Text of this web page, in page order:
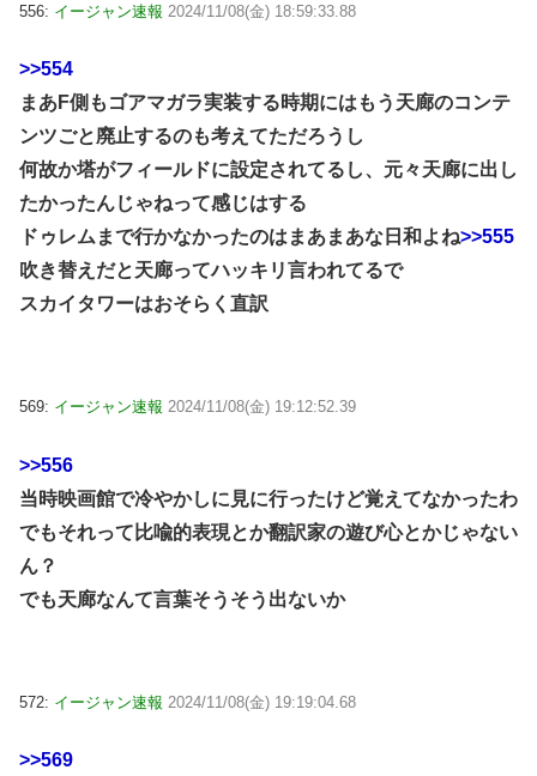
556: イージャン速報 2024/11/08(金) 18:59:33.88
>>554
まあF側もゴアマガラ実装する時期にはもう天廊のコンテ
ンツごと廃止するのも考えてただろうし
何故か塔がフィールドに設定されてるし、元々天廊に出し
たかったんじゃねって感じはする
ドゥレムまで行かなかったのはまあまあな日和よね>>555
吹き替えだと天廊ってハッキリ言われてるで
スカイタワーはおそらく直訳
569: イージャン速報 2024/11/08(金) 19:12:52.39
>>556
当時映画館で冷やかしに見に行ったけど覚えてなかったわ
でもそれって比喩的表現とか翻訳家の遊び心とかじゃない
ん？
でも天廊なんて言葉そうそう出ないか
572: イージャン速報 2024/11/08(金) 19:19:04.68
>>569